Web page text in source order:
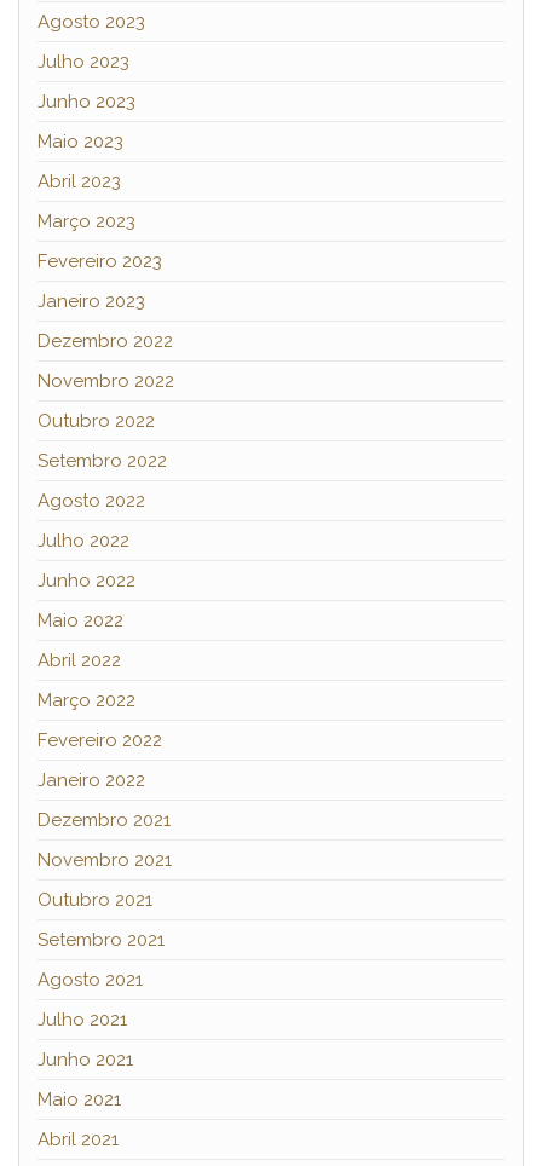
Agosto 2023
Julho 2023
Junho 2023
Maio 2023
Abril 2023
Março 2023
Fevereiro 2023
Janeiro 2023
Dezembro 2022
Novembro 2022
Outubro 2022
Setembro 2022
Agosto 2022
Julho 2022
Junho 2022
Maio 2022
Abril 2022
Março 2022
Fevereiro 2022
Janeiro 2022
Dezembro 2021
Novembro 2021
Outubro 2021
Setembro 2021
Agosto 2021
Julho 2021
Junho 2021
Maio 2021
Abril 2021